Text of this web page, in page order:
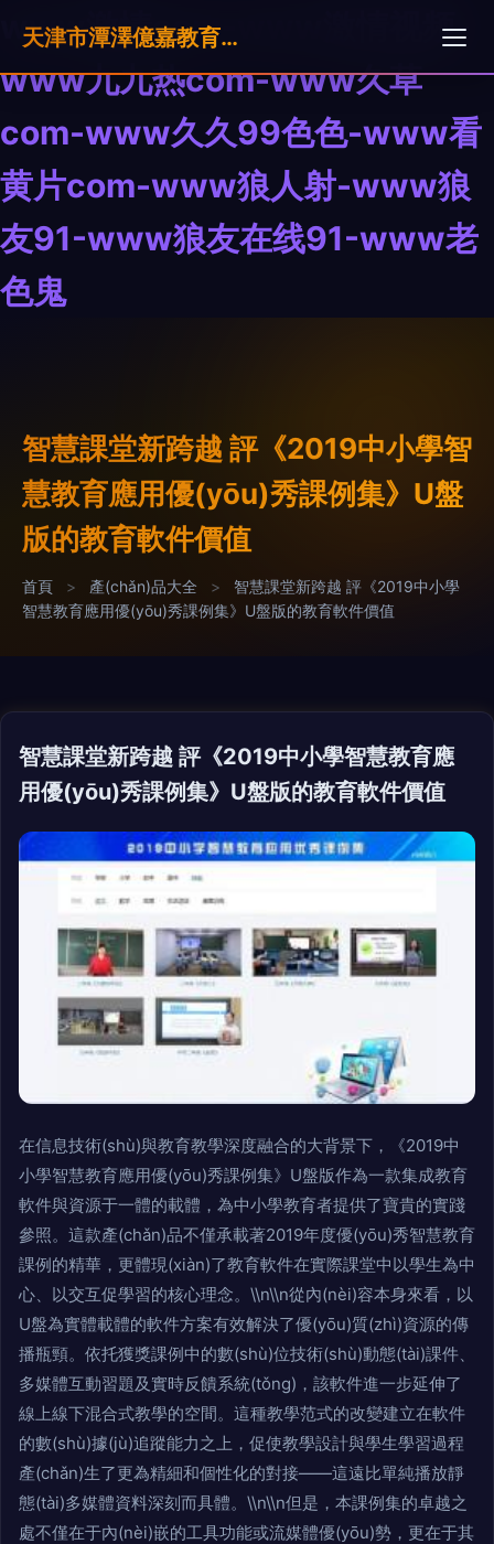
www激情com-www激情视频-
www九九热com-www久草
com-www久久99色色-www看
黄片com-www狼人射-www狼
友91-www狼友在线91-www老
色鬼
天津市潭澤億嘉教育科技有限公司
智慧課堂新跨越 評《2019中小學智
慧教育應用優(yōu)秀課例集》U盤
版的教育軟件價值
首頁 > 產(chǎn)品大全 >
智慧課堂新跨越 評《2019中小學
智慧教育應用優(yōu)秀課例集》U盤版的教育軟件價值
智慧課堂新跨越 評《2019中小學智慧教育應
用優(yōu)秀課例集》U盤版的教育軟件價值
在信息技術(shù)與教育教學深度融合的大背景下，《2019中
小學智慧教育應用優(yōu)秀課例集》U盤版作為一款集成教育
軟件與資源于一體的載體，為中小學教育者提供了寶貴的實踐
參照。這款產(chǎn)品不僅承載著2019年度優(yōu)秀智慧教育
課例的精華，更體現(xiàn)了教育軟件在實際課堂中以學生為中
心、以交互促學習的核心理念。\\n\\n從內(nèi)容本身來看，以
U盤為實體載體的軟件方案有效解決了優(yōu)質(zhì)資源的傳
播瓶頸。依托獲獎課例中的數(shù)位技術(shù)動態(tài)課件、
多媒體互動習題及實時反饋系統(tǒng)，該軟件進一步延伸了
線上線下混合式教學的空間。這種教學范式的改變建立在軟件
的數(shù)據(jù)追蹤能力之上，促使教學設計與學生學習過程
產(chǎn)生了更為精細和個性化的對接——這遠比單純播放靜
態(tài)多媒體資料深刻而具體。\\n\\n但是，本課例集的卓越之
處不僅在于內(nèi)嵌的工具功能或流媒體優(yōu)勢，更在于其